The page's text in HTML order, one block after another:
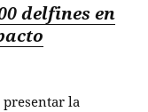
delfines en
la